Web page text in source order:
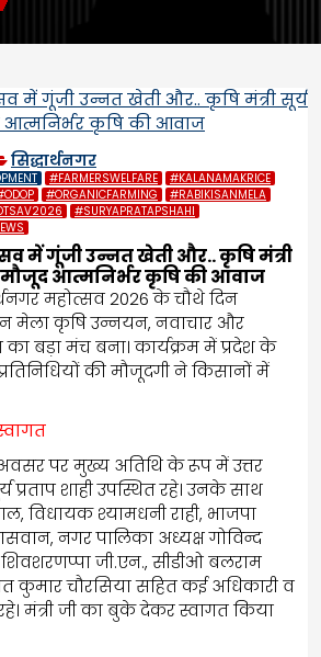
सिद्धार्थनगर
#FARMERSWELFARE
#KALANAMAKRICE
#ORGANICFARMING
#RABIKISANMELA
#SURYAPRATAPSHAHI
में गूंजी उन्नत खेती और.. कृषि मंत्री
मौजूद आत्मनिर्भर कृषि की आवाज
महोत्सव 2026 के चौथे दिन
मेला कृषि उन्नयन, नवाचार और
बड़ा मंच बना। कार्यक्रम में प्रदेश के
की मौजूदगी ने किसानों में
पर मुख्य अतिथि के रूप में उत्तर
प्रताप शाही उपस्थित रहे। उनके साथ
विधायक श्यामधनी राही, भाजपा
नगर पालिका अध्यक्ष गोविन्द
जी.एन., सीडीओ बलराम
कुमार चौरसिया सहित कई अधिकारी व
मंत्री जी का बुके देकर स्वागत किया